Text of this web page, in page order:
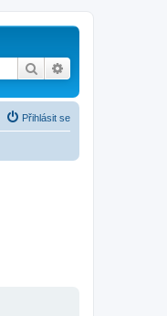
Hledat
Přihlásit se